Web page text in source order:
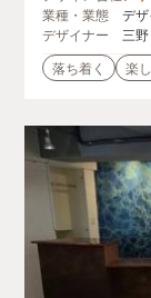
業種・業態
デ
デザイナー
三
落ち着く
楽